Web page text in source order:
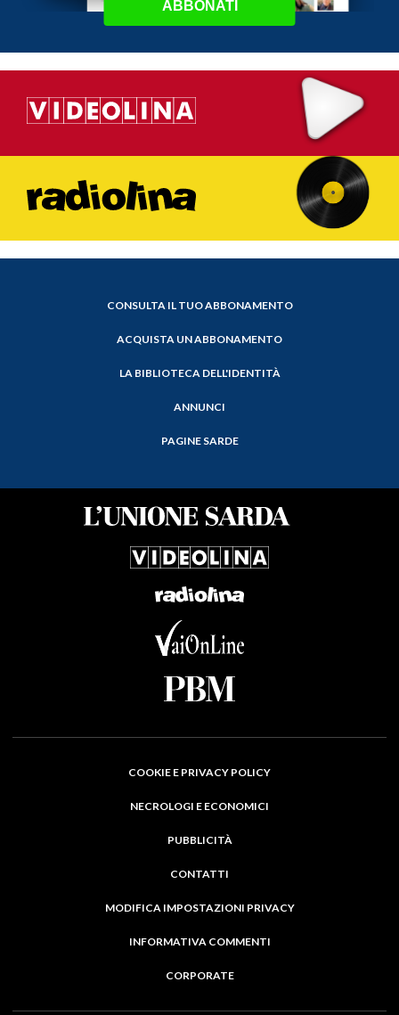
ABBONATI
CONSULTA IL TUO ABBONAMENTO
ACQUISTA UN ABBONAMENTO
LA BIBLIOTECA DELL'IDENTITÀ
ANNUNCI
PAGINE SARDE
COOKIE E PRIVACY POLICY
NECROLOGI E ECONOMICI
PUBBLICITÀ
CONTATTI
MODIFICA IMPOSTAZIONI PRIVACY
INFORMATIVA COMMENTI
CORPORATE